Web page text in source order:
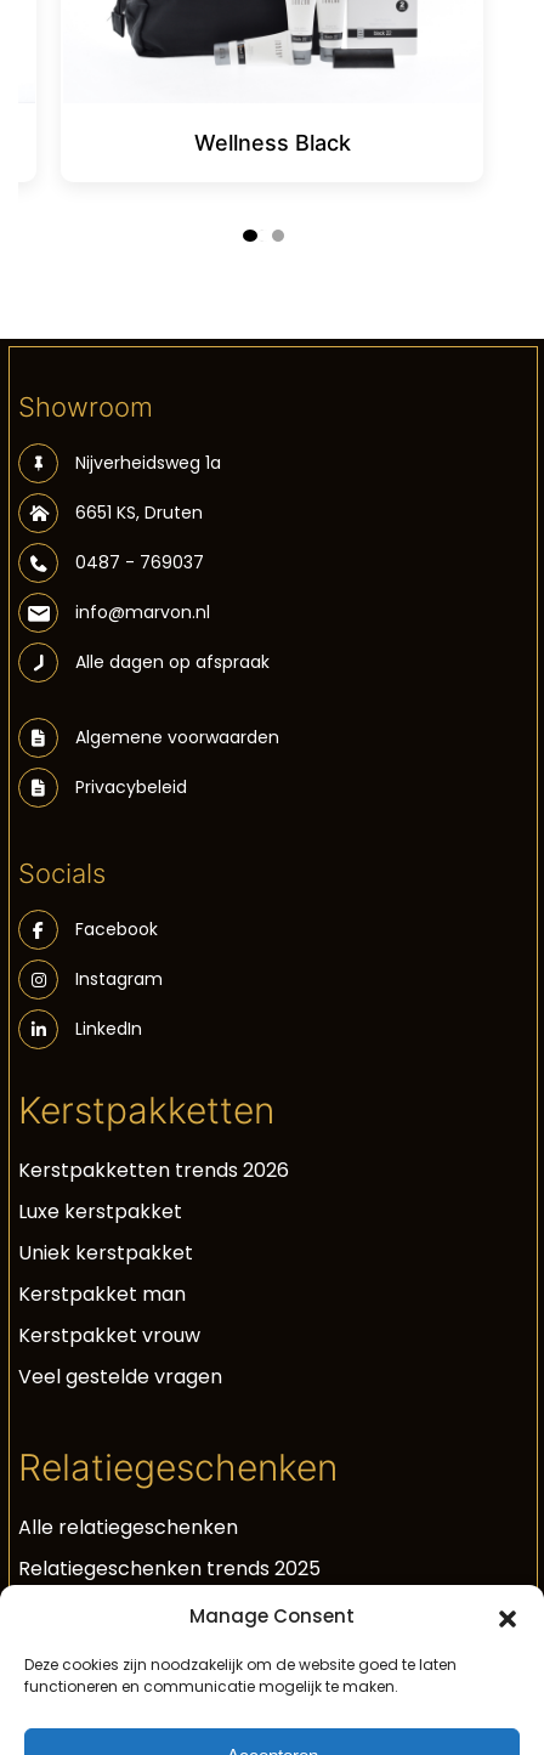
Manage Consent
Deze cookies zijn noodzakelijk om de website goed te laten
functioneren en communicatie mogelijk te maken.
Wellness Black
Showroom
Nijverheidsweg 1a
6651 KS, Druten
0487 - 769037
info@marvon.nl
Alle dagen op afspraak
Algemene voorwaarden
Privacybeleid
Socials
Facebook
Instagram
LinkedIn
Kerstpakketten
Kerstpakketten trends 2026
Luxe kerstpakket
Uniek kerstpakket
Kerstpakket man
Kerstpakket vrouw
Veel gestelde vragen
Relatiegeschenken
Alle relatiegeschenken
Relatiegeschenken trends 2025
Luxe relatiegeschenken
Relatiegeschenken met bubbels
Geschenk voor medewerkers